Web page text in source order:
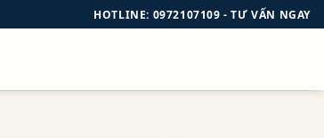
HOTLINE: 0972107109 - TƯ VẤN NGAY